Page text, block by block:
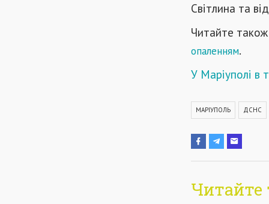
Світлина та
Читайте
опаленням.
У Маріуполі в
МАРІУПОЛЬ ДСНС
Читайте